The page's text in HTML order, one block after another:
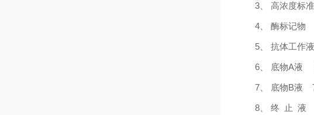
3、 高浓度标
4、 酶标记
5、 抗体工作
6、 底物A液
7、 底物B液
8、 终 止 液